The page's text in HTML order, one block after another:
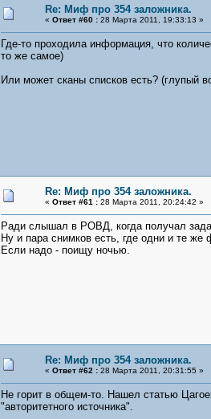
Re: Миф про 354 заложника.
« Ответ #60 :28 Марта 2011, 19:33:13 »
Где-то проходила информация, что
то же самое)
Или может сканы списков есть? (глупый
Re: Миф про 354 заложника.
« Ответ #61 :28 Марта 2011, 20:24:42 »
Ради слышал в РОВД, когда получал
Ну и пара снимков есть, где одни и те же
Если надо - поищу ночью.
Re: Миф про 354 заложника.
« Ответ #62 :28 Марта 2011, 20:31:55 »
Не горит в общем-то. Нашел статью
"авторитетного источника".